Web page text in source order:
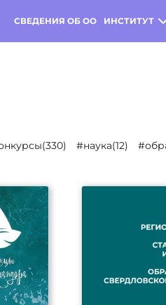
СВЕДЕНИЯ ОБ ОО ИНСТИТУТ
#наука(12)